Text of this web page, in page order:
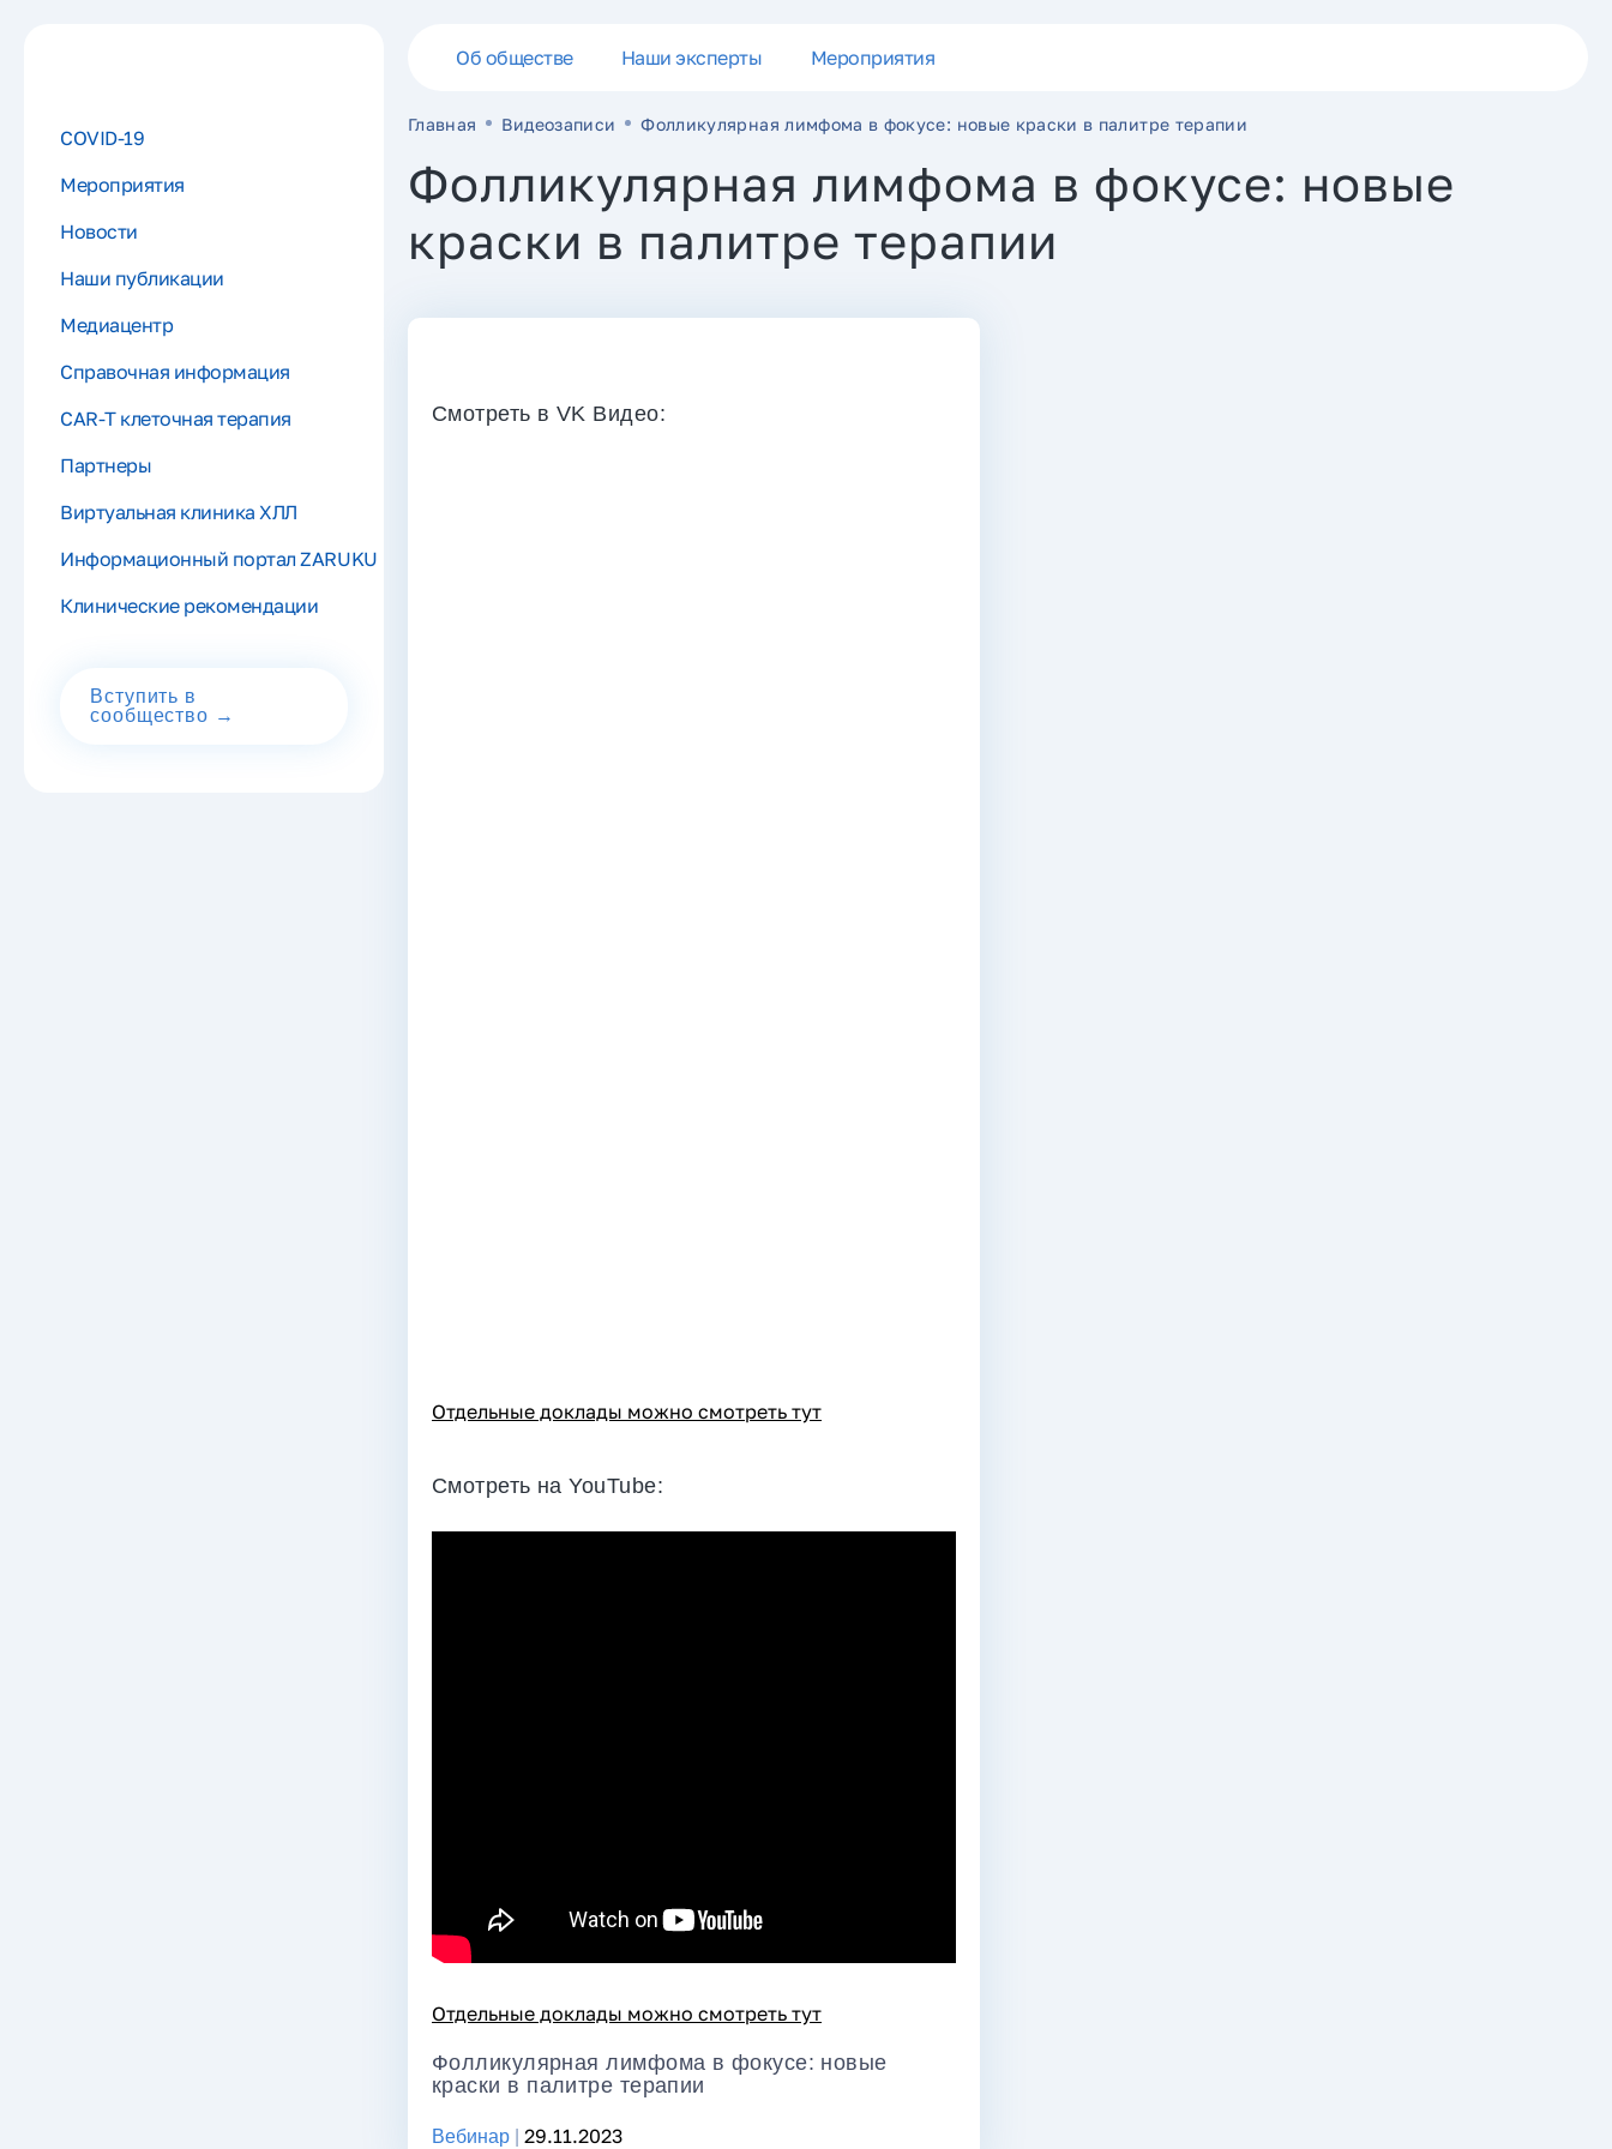
Об обществе Наши эксперты Мероприятия
Главная Видеозаписи Фолликулярная лимфома в фокусе: новые краски в палитре терапии
Фолликулярная лимфома в фокусе: новые
краски в палитре терапии
Cмотреть в VK Видео:
Отдельные доклады можно смотреть тут
Cмотреть на YouTube:
Отдельные доклады можно смотреть тут
Фолликулярная лимфома в фокусе: новые
краски в палитре терапии
Вебинар 29.11.2023
COVID-19
Мероприятия
Новости
Наши публикации
Медиацентр
Справочная информация
CAR-Т клеточная терапия
Партнеры
Виртуальная клиника ХЛЛ
Информационный портал ZARUKU
Клинические рекомендации
Вступить в
сообщество →